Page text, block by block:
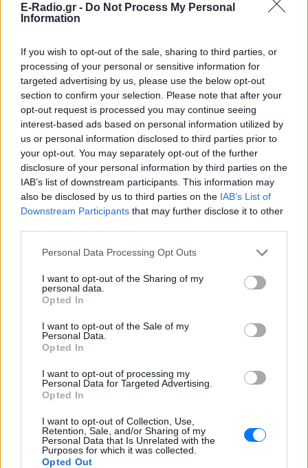
E-Radio.gr - Do Not Process My Personal
Information
If you wish to opt-out of the sale, sharing to third parties, or
processing of your personal or sensitive information for
targeted advertising by us, please use the below opt-out
section to confirm your selection. Please note that after your
opt-out request is processed you may continue seeing
interest-based ads based on personal information utilized by
us or personal information disclosed to third parties prior to
your opt-out. You may separately opt-out of the further
disclosure of your personal information by third parties on the
IAB’s list of downstream participants. This information may
also be disclosed by us to third parties on the IAB’s List of
Downstream Participants that may further disclose it to other
Personal Data Processing Opt Outs
I want to opt-out of the Sharing of my
personal data.
Opted In
I want to opt-out of the Sale of my
Personal Data.
Opted In
I want to opt-out of processing my
Personal Data for Targeted Advertising.
Opted In
I want to opt-out of Collection, Use,
Retention, Sale, and/or Sharing of my
Personal Data that Is Unrelated with the
Purposes for which it was collected.
Opted Out
και μάθετε πρώτοι τα πιο hot νέα
Διαβάστε περισσότερα θέματα γιαΜόδα,
Ομορφιά ,Σχέσειςκαι φυσικάCelebrities στο νέο
Pink.gr !
Ακολουθήστε το E-Radio.gr και στο Instagram
ΔΙΑΦΗΜΙΣΗ